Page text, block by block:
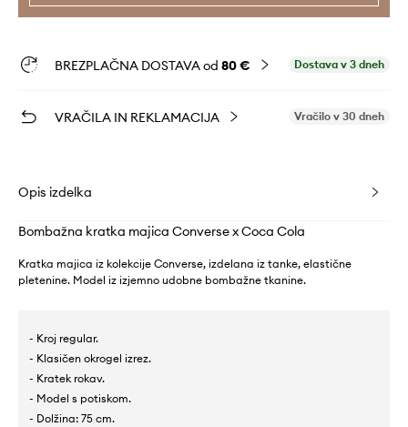
BREZPLAČNA DOSTAVA od 80 € Dostava v 3 dneh
VRAČILA IN REKLAMACIJA Vračilo v 30 dneh
Opis izdelka
Bombažna kratka majica Converse x Coca Cola
Kratka majica iz kolekcije Converse, izdelana iz tanke, elastične
pletenine. Model iz izjemno udobne bombažne tkanine.
- Kroj regular.
- Klasičen okrogel izrez.
- Kratek rokav.
- Model s potiskom.
- Dolžina: 75 cm.